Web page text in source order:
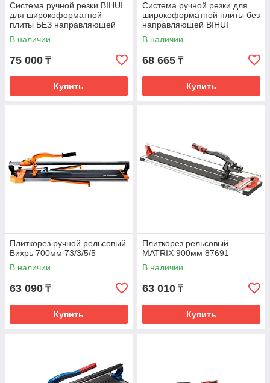
Система ручной резки BIHUI
для широкоформатной
плиты БЕЗ направляющей
LFMC5
В наличии
75 000 ₸
Купить
Система ручной резки для
широкоформатной плиты без
направляющей BIHUI
3200мм LFMC
В наличии
68 665 ₸
Купить
Плиткорез ручной рельсовый
Вихрь 700мм 73/3/5/5
В наличии
63 090 ₸
Купить
Плиткорез рельсовый
MATRIX 900мм 87691
В наличии
63 010 ₸
Купить